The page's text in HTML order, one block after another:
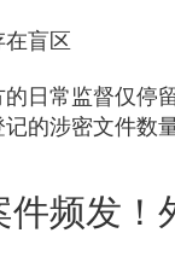
在盲区
日常监督仅停
的涉密文件数
频发！